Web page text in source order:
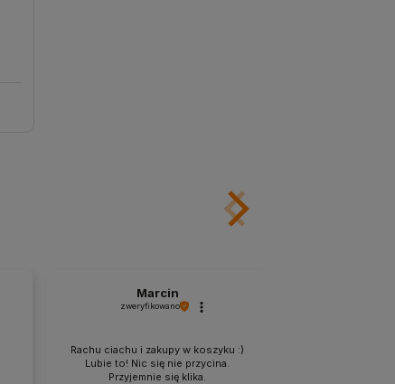
Marcin
zweryfikowano
Rachu ciachu i zakupy w koszyku :)
Lubie to! Nic się nie przycina.
Przyjemnie się klika.